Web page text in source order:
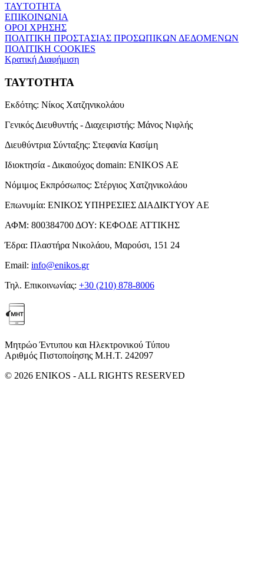
ΤΑΥΤΟΤΗΤΑ
ΕΠΙΚΟΙΝΩΝΙΑ
ΟΡΟΙ ΧΡΗΣΗΣ
ΠΟΛΙΤΙΚΗ ΠΡΟΣΤΑΣΙΑΣ ΠΡΟΣΩΠΙΚΩΝ ΔΕΔΟΜΕΝΩΝ
ΠΟΛΙΤΙΚΗ COOKIES
Κρατική Διαφήμιση
ΤΑΥΤΟΤΗΤΑ
Εκδότης: Νίκος Χατζηνικολάου
Γενικός Διευθυντής - Διαχειριστής: Μάνος Νιφλής
Διευθύντρια Σύνταξης: Στεφανία Κασίμη
Ιδιοκτησία - Δικαιούχος domain: ENIKOS AE
Νόμιμος Εκπρόσωπος: Στέργιος Χατζηνικολάου
Επωνυμία: ΕΝΙΚΟΣ ΥΠΗΡΕΣΙΕΣ ΔΙΑΔΙΚΤΥΟΥ ΑΕ
ΑΦΜ: 800384700 ΔΟΥ: ΚΕΦΟΔΕ ΑΤΤΙΚΗΣ
Έδρα: Πλαστήρα Νικολάου, Μαρούσι, 151 24
Email: info@enikos.gr
Τηλ. Επικοινωνίας: +30 (210) 878-8006
Μητρώο Έντυπου και Ηλεκτρονικού Τύπου
Αριθμός Πιστοποίησης Μ.Η.Τ. 242097
© 2026 ENIKOS - ALL RIGHTS RESERVED